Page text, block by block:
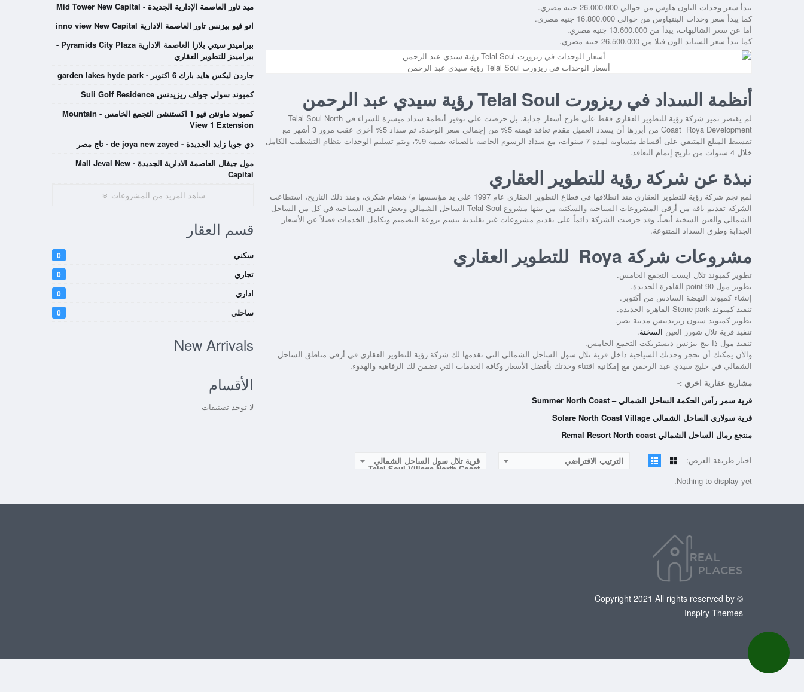
يبدأ سعر وحدات التاون هاوس من حوالي 26.000.000 جنيه مصري.
كما يبدأ سعر وحدات البنتهاوس من حوالي 16.800.000 جنيه مصري.
أما عن سعر الشاليهات، يبدأ من 13.600.000 جنيه مصري.
كما يبدأ سعر الستاند الون فيلا من 26.500.000 جنيه مصري.
أسعار الوحدات في ريزورت Telal Soul رؤية سيدي عبد الرحمن
أنظمة السداد في ريزورت Telal Soul رؤية سيدي عبد الرحمن
لم يقتصر تميز شركة رؤية للتطوير العقاري فقط على طرح أسعار جذابة، بل حرصت على توفير أنظمة سداد ميسرة للشراء في Telal Soul North
Coast Roya Development
من أبرزها أن يسدد العميل مقدم تعاقد قيمته 5% من إجمالي سعر الوحدة، ثم سداد 5% أخرى عقب مرور 3 أشهر مع
تقسيط المبلغ المتبقي على أقساط متساوية لمدة 7 سنوات، مع سداد الرسوم الخاصة بالصيانة بقيمة 9%، ويتم تسليم الوحدات بنظام التشطيب الكامل
خلال 4 سنوات من تاريخ إتمام التعاقد.
نبذة عن شركة رؤية للتطوير العقاري
لمع نجم شركة رؤية للتطوير العقاري منذ انطلاقها في قطاع التطوير العقاري عام 1997 على يد مؤسسها م/ هشام شكري، ومنذ ذلك التاريخ، استطاعت
الشركة تقديم باقة من أرقى المشروعات السياحية والسكنية من بينها مشروع Telal Soul الساحل الشمالي
وبعض القرى السياحية في كل من الساحل
الشمالي والعين السخنة أيضاً، وقد حرصت الشركة دائماً على تقديم مشروعات غير تقليدية تتسم بروعة التصميم وتكامل الخدمات فضلاً عن الأسعار
الجذابة وطرق السداد المتنوعة.
مشروعات شركة Roya للتطوير العقاري
تطوير كمبوند تلال ايست التجمع الخامس.
تطوير مول point 90 القاهرة الجديدة.
إنشاء كمبوند النهضة السادس من أكتوبر.
تنفيذ كمبوند Stone park القاهرة الجديدة.
تطوير كمبوند ستون ريزيدينس مدينة نصر.
تنفيذ قرية تلال شورز العين السخنة.
تنفيذ مول ذا بيج بيزنس ديستريكت التجمع الخامس.
والآن يمكنك أن تحجز وحدتك السياحية داخل قرية تلال سول الساحل الشمالي التي تقدمها لك شركة رؤية للتطوير العقاري في أرقى مناطق الساحل
الشمالي في خليج سيدي عبد الرحمن مع إمكانية اقتناء وحدتك بأفضل الأسعار وكافة الخدمات التي تضمن لك الرفاهية والهدوء.
مشاريع عقارية اخري :-
قرية سمر رأس الحكمة الساحل الشمالي – Summer North Coast
قرية سولاري الساحل الشمالي Solare North Coast Village
منتجع رمال الساحل الشمالي Remal Resort North coast
اختار طريقة العرض: الترتيب الافتراضي قرية تلال سول الساحل الشمالي
Telal Soul Village North Coast
Nothing to display yet.
ميد تاور العاصمة الإدارية الجديدة - Mid Tower New Capital
انو فيو بيزنس تاور العاصمة الادارية inno view New Capital
بيراميدز سيتي بلازا العاصمة الادارية Pyramids City Plaza -
بيراميدز للتطوير العقاري
جاردن ليكس هايد بارك 6 اكتوبر - garden lakes hyde park
كمبوند سولي جولف ريزيدنس Suli Golf Residence
كمبوند ماونتن فيو 1 اكستنشن التجمع الخامس - Mountain
View 1 Extension
دي جويا زايد الجديدة - de joya new zayed - تاج مصر
مول جيفال العاصمة الادارية الجديدة - Mall Jeval New
Capital
شاهد المزيد من المشروعات
قسم العقار
سكني 0
تجاري 0
اداري 0
ساحلي 0
New Arrivals
الأقسام
لا توجد تصنيفات
© Copyright 2021 All rights reserved by
Inspiry Themes